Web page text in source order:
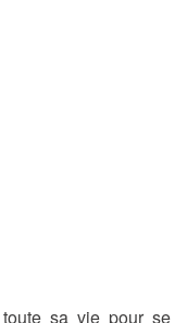
sa vie pour se